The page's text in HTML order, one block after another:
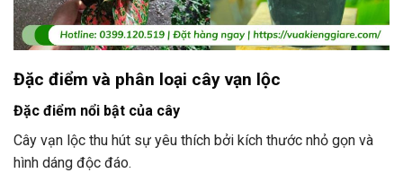
Đặc điểm và phân loại cây vạn lộc
Đặc điểm nổi bật của cây
Cây vạn lộc thu hút sự yêu thích bởi kích thước nhỏ gọn và
hình dáng độc đáo.